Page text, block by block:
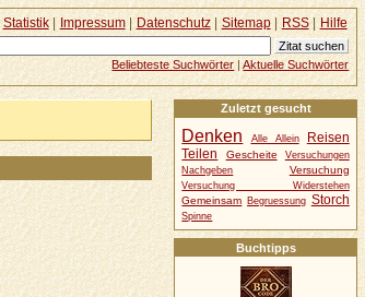
Zuletzt gesucht
Denken Alle Allein
Reisen
Teilen
Gescheite
Versuchungen
Nachgeben
Versuchung
Versuchung Widerstehen
Gemeinsam Begruessung Storch
Spinne
Buchtipps
Statistik| Impressum| Datenschutz| Sitemap| RSS| Hilfe
Beliebteste Suchwörter|Aktuelle Suchwörter